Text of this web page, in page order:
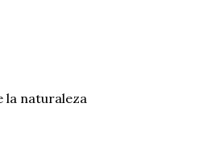
la naturaleza